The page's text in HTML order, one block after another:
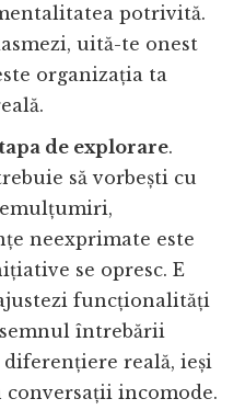
potrivită.
uită-te onest
organizația ta
de explorare.
să vorbești cu
neexprimate este
se opresc. E
funcționalități
întrebării
reală, ieși
incomode.